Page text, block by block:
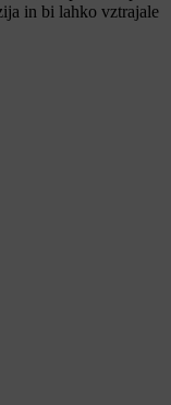
in bi lahko vztrajale